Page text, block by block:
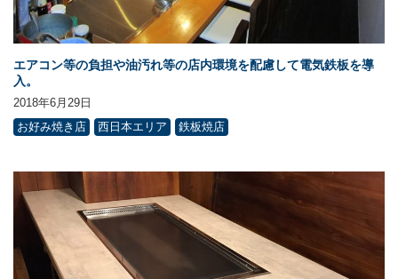
エアコン等の負担や油汚れ等の店内環境を配慮して電気鉄板を導
入。
2018年6月29日
お好み焼き店
西日本エリア 鉄板焼店